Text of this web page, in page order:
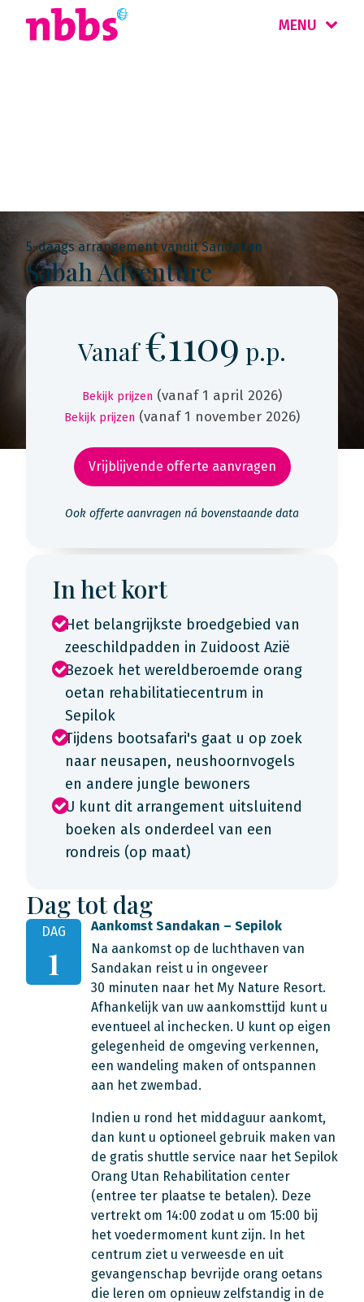
MENU
5-daags arrangement vanuit Sandakan
Sabah Adventure
Vanaf€1109 p.p.
Bekijk prijzen (vanaf 1 april 2026)
Bekijk prijzen (vanaf 1 november 2026)
Vrijblijvende offerte aanvragen
Ook offerte aanvragen ná bovenstaande data
In het kort
Het belangrijkste broedgebied van
zeeschildpadden in Zuidoost Azië
Bezoek het wereldberoemde orang
oetan rehabilitatiecentrum in
Sepilok
Tijdens bootsafari's gaat u op zoek
naar neusapen, neushoornvogels
en andere jungle bewoners
U kunt dit arrangement uitsluitend
boeken als onderdeel van een
rondreis (op maat)
Dag tot dag
DAG
1
Aankomst Sandakan – Sepilok
Na aankomst op de luchthaven van
Sandakan reist u in ongeveer
30 minuten naar het My Nature Resort.
Afhankelijk van uw aankomsttijd kunt u
eventueel al inchecken. U kunt op eigen
gelegenheid de omgeving verkennen,
een wandeling maken of ontspannen
aan het zwembad.
Indien u rond het middaguur aankomt,
dan kunt u optioneel gebruik maken van
de gratis shuttle service naar het Sepilok
Orang Utan Rehabilitation center
(entree ter plaatse te betalen). Deze
vertrekt om 14:00 zodat u om 15:00 bij
het voedermoment kunt zijn. In het
centrum ziet u verweesde en uit
gevangenschap bevrijde orang oetans
die leren om opnieuw zelfstandig in de